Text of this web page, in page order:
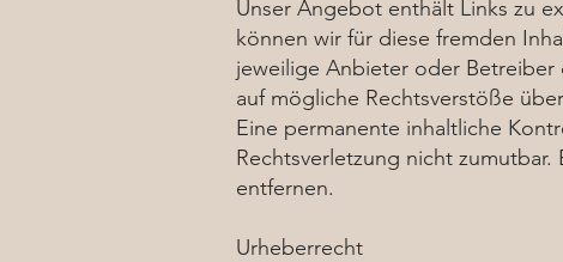
Unser Angebot enthält Links zu
können wir für diese fremden
jeweilige Anbieter oder Betreiber
auf mögliche Rechtsverstöße
Eine permanente inhaltliche
Rechtsverletzung nicht
entfernen.
Urheberrecht